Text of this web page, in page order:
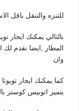
للتنزه والتنقل باقل
بالتالي يمكنك ايجار
المطار ,ايضا نقدم لك
وان
كما يمكنك ايجار
يتميز اتوبيس كوستر